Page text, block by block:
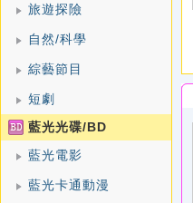
旅遊探險
自然/科學
綜藝節目
短劇
藍光光碟/BD
藍光電影
藍光卡通動漫